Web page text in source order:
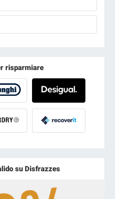
risparmiare
su Disfrazzes